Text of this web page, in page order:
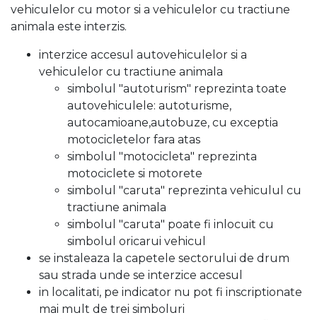
vehiculelor cu motor si a vehiculelor cu tractiune
animala este interzis.
interzice accesul autovehiculelor si a
vehiculelor cu tractiune animala
simbolul "autoturism" reprezinta toate
autovehiculele: autoturisme,
autocamioane,autobuze, cu exceptia
motocicletelor fara atas
simbolul "motocicleta" reprezinta
motociclete si motorete
simbolul "caruta" reprezinta vehiculul cu
tractiune animala
simbolul "caruta" poate fi inlocuit cu
simbolul oricarui vehicul
se instaleaza la capetele sectorului de drum
sau strada unde se interzice accesul
in localitati, pe indicator nu pot fi inscriptionate
mai mult de trei simboluri